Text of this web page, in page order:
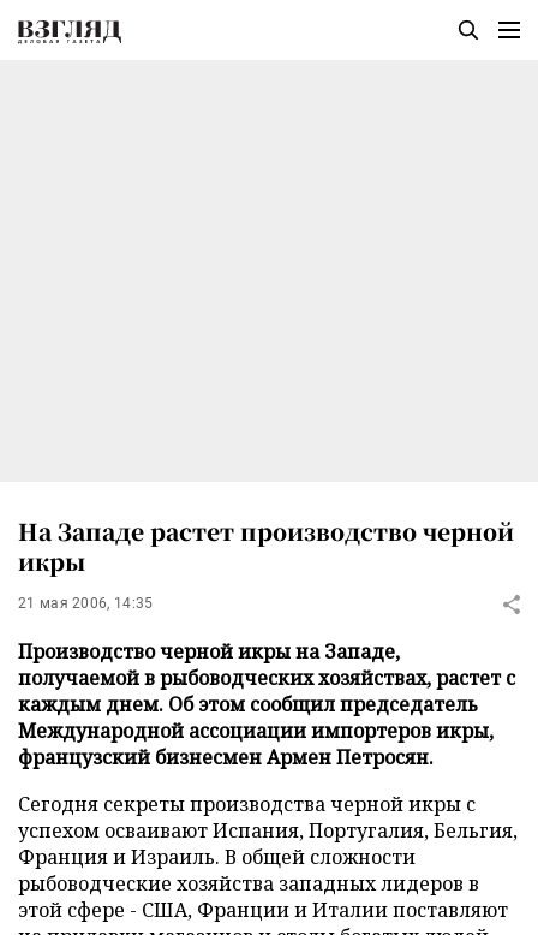
На Западе растет производство черной
икры
21 мая 2006, 14:35
Производство черной икры на Западе,
получаемой в рыбоводческих хозяйствах, растет с
каждым днем. Об этом сообщил председатель
Международной ассоциации импортеров икры,
французский бизнесмен Армен Петросян.
Сегодня секреты производства черной икры с
успехом осваивают Испания, Португалия, Бельгия,
Франция и Израиль. В общей сложности
рыбоводческие хозяйства западных лидеров в
этой сфере - США, Франции и Италии поставляют